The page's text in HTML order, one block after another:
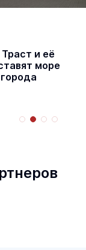
и её
море